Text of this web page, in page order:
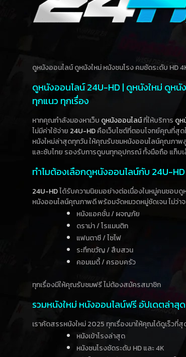
ดูหนังออนไลน์ ดูหนังใหม่ หนังชนโรง คมชัดระดับ HD
ดูหนังออนไลน์ 24U-HD | ดูหนังใหม่ ดูหนั
ทุกแนว ทุกเรื่อง
หากคุณกำลังมองหาเว็บ ดูหนังออนไลน์ที่ให้บริการ ดูห
ไม่มีค่าใช้จ่าย 24U-HDคือเว็บไซต์ที่ตอบโจทย์คุณที่สุด
หนังใหม่ล่าสุดทุกวัน ให้คุณรับชมหนังออนไลน์คุณภาพ
และซับไทย รองรับการดูบนทุกอุปกรณ์ ทั้งมือถือ แท็บ
ทำไมต้องเลือกดูหนังออนไลน์กับ 24U-HD
24U-HDได้รับความนิยมอย่างต่อเนื่องในหมู่คนชอบดู
หนังออนไลน์คุณภาพดี พร้อมจัดหมวดหมู่ชัดเจน ไม่ว่าจ
หนังแอคชั่น / ผจญภัย
ดราม่า / โรแมนติก
แฟนตาซี / ไซไฟ
ระทึกขวัญ / สืบสวน
คอมเมดี้ / ครอบครัว
ทุกเรื่องมีให้คุณรับชมฟรี ไม่ต้องสมัครสมาชิก
รวมหนังใหม่ หนังออนไลน์ฟรี อัปเดตล่าสุ
เราคัดสรรหนังใหม่ 2025 ทุกเรื่องมาให้คุณได้ดูเร็วที่สุ
หนังเข้าโรงล่าสุด
หนังชนโรงชัดระดับ HD และ 4K